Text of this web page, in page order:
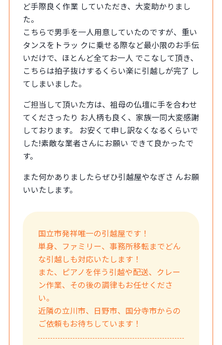
ど手際良く作業 していただき、大変助かりまし
た。
こちらで男手を一人用意していたのですが、重い
タンスをトラッ クに乗せる際など最小限のお手伝
いだけで、ほとんど全てお一人 でこなして頂き、
こちらは拍子抜けするくらい楽に引越しが完了 し
てしまいました。
ご担当して頂いた方は、祖母の仏壇に手を合わせ
てくださったり お人柄も良く、家族一同大変感謝
しております。 お安くて申し訳なくなるくらいで
した!素敵な業者さんにお願い できて良かったで
す。
また何かありましたらぜひ引越屋やなぎさ んお願
いいたします。
国立市発祥唯一の引越屋です！
単身、ファミリー、事務所移転までどん
な引越しも対応いたします！
また、ピアノを伴う引越や配送、クレー
ン作業、その後の調律もお任せくださ
い。
近隣の立川市、日野市、国分寺市からの
ご依頼もお待ちしています！